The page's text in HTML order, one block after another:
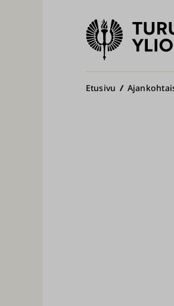
Turun
yliopisto
Etusivu